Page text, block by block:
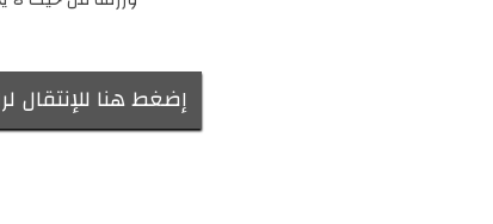
إضغط هنا للإنتقال